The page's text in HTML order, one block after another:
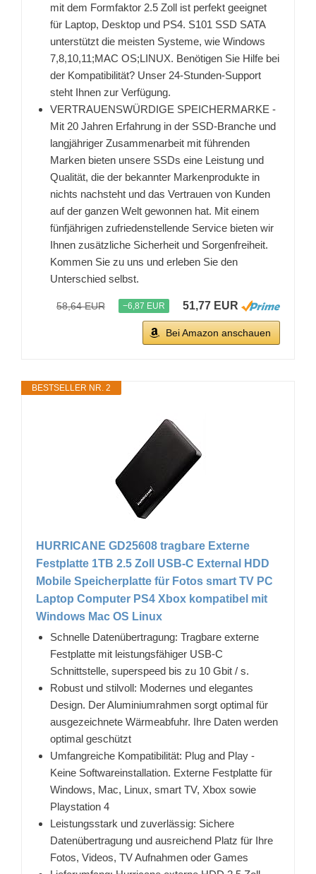
mit dem Formfaktor 2.5 Zoll ist perfekt geeignet
für Laptop, Desktop und PS4. S101 SSD SATA
unterstützt die meisten Systeme, wie Windows
7,8,10,11;MAC OS;LINUX. Benötigen Sie Hilfe bei
der Kompatibilität? Unser 24-Stunden-Support
steht Ihnen zur Verfügung.
VERTRAUENSWÜRDIGE SPEICHERMARKE -
Mit 20 Jahren Erfahrung in der SSD-Branche und
langjähriger Zusammenarbeit mit führenden
Marken bieten unsere SSDs eine Leistung und
Qualität, die der bekannter Markenprodukte in
nichts nachsteht und das Vertrauen von Kunden
auf der ganzen Welt gewonnen hat. Mit einem
fünfjährigen zufriedenstellende Service bieten wir
Ihnen zusätzliche Sicherheit und Sorgenfreiheit.
Kommen Sie zu uns und erleben Sie den
Unterschied selbst.
58,64 EUR −6,87 EUR 51,77 EUR
Bei Amazon anschauen
BESTSELLER NR. 2
HURRICANE GD25608 tragbare Externe
Festplatte 1TB 2.5 Zoll USB-C External HDD
Mobile Speicherplatte für Fotos smart TV PC
Laptop Computer PS4 Xbox kompatibel mit
Windows Mac OS Linux
Schnelle Datenübertragung: Tragbare externe
Festplatte mit leistungsfähiger USB-C
Schnittstelle, superspeed bis zu 10 Gbit / s.
Robust und stilvoll: Modernes und elegantes
Design. Der Aluminiumrahmen sorgt optimal für
ausgezeichnete Wärmeabfuhr. Ihre Daten werden
optimal geschützt
Umfangreiche Kompatibilität: Plug and Play -
Keine Softwareinstallation. Externe Festplatte für
Windows, Mac, Linux, smart TV, Xbox sowie
Playstation 4
Leistungsstark und zuverlässig: Sichere
Datenübertragung und ausreichend Platz für Ihre
Fotos, Videos, TV Aufnahmen oder Games